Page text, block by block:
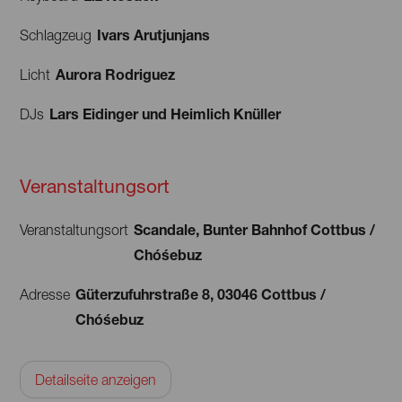
Schlagzeug Ivars Arutjunjans
Licht Aurora Rodriguez
DJs Lars Eidinger und Heimlich Knüller
Veranstaltungsort
Veranstaltungsort Scandale, Bunter Bahnhof Cottbus /
Chóśebuz
Adresse Güterzufuhrstraße 8, 03046 Cottbus /
Chóśebuz
Detailseite anzeigen